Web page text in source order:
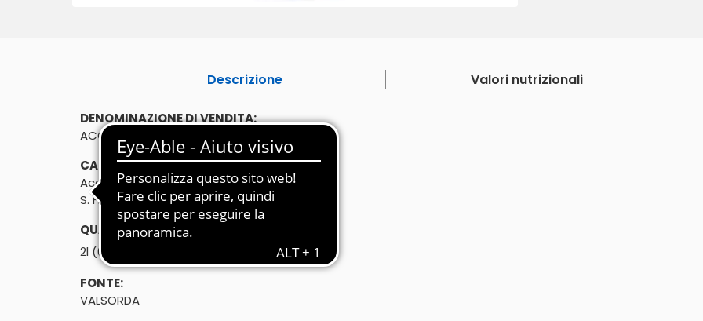
Descrizione Valori nutrizionali
DENOMINAZIONE DI VENDITA:
ACQUA MINERALE NATURALE - OLIGOMINERALE
CARATTERISTICHE:
Acqua minerale naturale oligominerale
S. FRANCESCO DI CASLINO AL PIANO
QUANTITÀ:
2l (6 x 2L
FONTE:
VALSORDA